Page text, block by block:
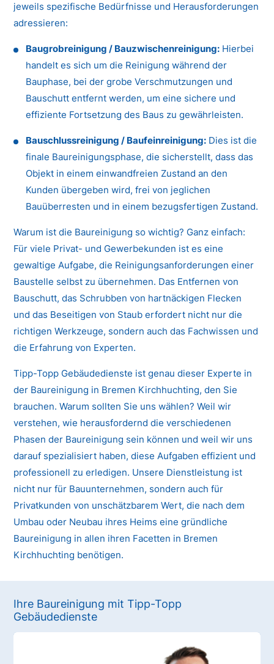
jeweils spezifische Bedürfnisse und Herausforderungen
adressieren:
Baugrobreinigung / Bauzwischenreinigung: Hierbei
handelt es sich um die Reinigung während der
Bauphase, bei der grobe Verschmutzungen und
Bauschutt entfernt werden, um eine sichere und
effiziente Fortsetzung des Baus zu gewährleisten.
Bauschlussreinigung / Baufeinreinigung: Dies ist die
finale Baureinigungsphase, die sicherstellt, dass das
Objekt in einem einwandfreien Zustand an den
Kunden übergeben wird, frei von jeglichen
Bauüberresten und in einem bezugsfertigen Zustand.
Warum ist die Baureinigung so wichtig? Ganz einfach:
Für viele Privat- und Gewerbekunden ist es eine
gewaltige Aufgabe, die Reinigungsanforderungen einer
Baustelle selbst zu übernehmen. Das Entfernen von
Bauschutt, das Schrubben von hartnäckigen Flecken
und das Beseitigen von Staub erfordert nicht nur die
richtigen Werkzeuge, sondern auch das Fachwissen und
die Erfahrung von Experten.
Tipp-Topp Gebäudedienste ist genau dieser Experte in
der Baureinigung in Bremen Kirchhuchting, den Sie
brauchen. Warum sollten Sie uns wählen? Weil wir
verstehen, wie herausfordernd die verschiedenen
Phasen der Baureinigung sein können und weil wir uns
darauf spezialisiert haben, diese Aufgaben effizient und
professionell zu erledigen. Unsere Dienstleistung ist
nicht nur für Bauunternehmen, sondern auch für
Privatkunden von unschätzbarem Wert, die nach dem
Umbau oder Neubau ihres Heims eine gründliche
Baureinigung in allen ihren Facetten in Bremen
Kirchhuchting benötigen.
Ihre Baureinigung mit Tipp-Topp
Gebäudedienste